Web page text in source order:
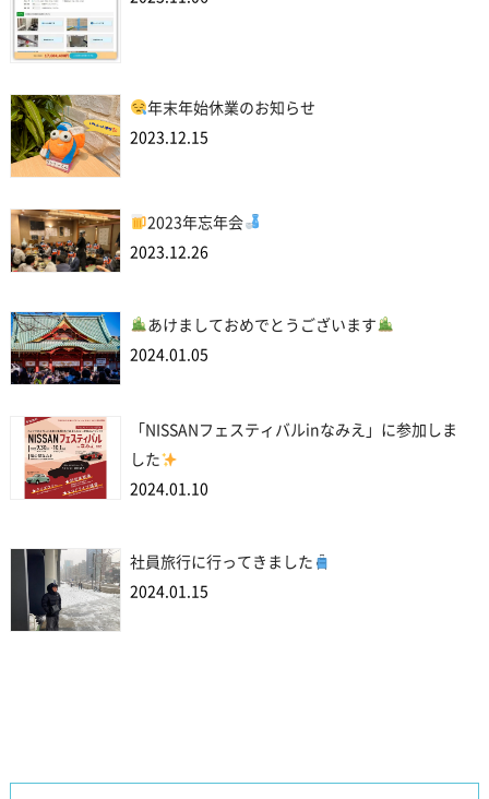
年末年始休業のお知らせ
2023.12.15
2023年忘年会
2023.12.26
あけましておめでとうございます
2024.01.05
「NISSANフェスティバルinなみえ」に参加しま
した
2024.01.10
社員旅行に行ってきました
2024.01.15